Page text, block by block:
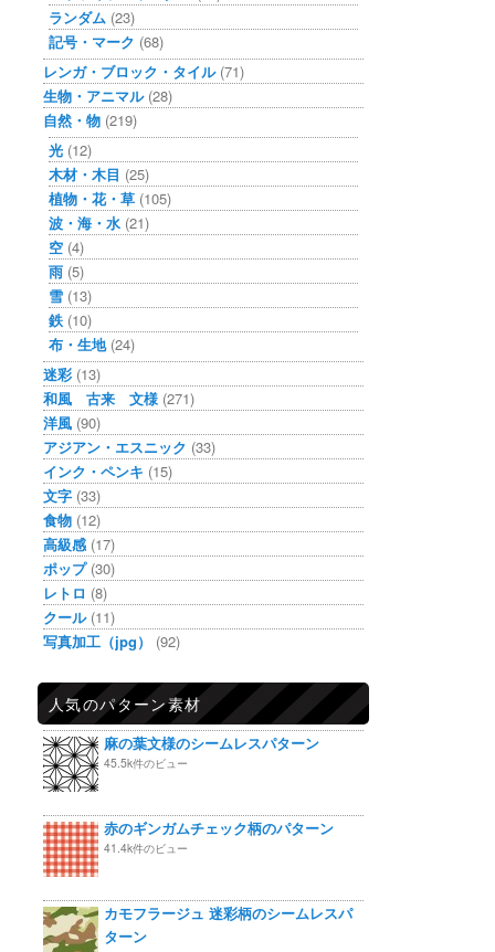
ランダム (23)
記号・マーク (68)
レンガ・ブロック・タイル(71)
生物・アニマル(28)
自然・物 (219)
光 (12)
木材・木目 (25)
植物・花・草 (105)
波・海・水 (21)
空 (4)
雨 (5)
雪 (13)
鉄 (10)
布・生地(24)
迷彩 (13)
和風 古来 文様 (271)
洋風 (90)
アジアン・エスニック (33)
インク・ペンキ (15)
文字 (33)
食物 (12)
高級感 (17)
ポップ(30)
レトロ (8)
クール(11)
写真加工（jpg）
(92)
人気のパターン素材
麻の葉文様のシームレスパターン
45.5k件のビュー
赤のギンガムチェック柄のパターン
41.4k件のビュー
カモフラージュ 迷彩柄のシームレスパ
ターン